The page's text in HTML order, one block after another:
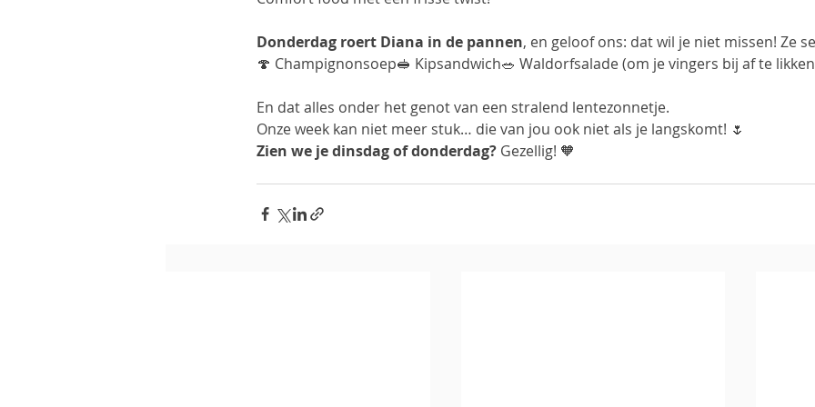
Donderdag roert Diana in de pannen, en geloof ons: dat wil je niet missen! Ze
🍄 Champignonsoep🥪 Kipsandwich🥗 Waldorfsalade (om je vingers bij af te
En dat alles onder het genot van een stralend lentezonnetje.
Onze week kan niet meer stuk… die van jou ook niet als je langskomt! 🌷
Zien we je dinsdag of donderdag? Gezellig! 🧡